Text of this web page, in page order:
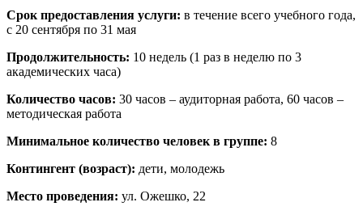
Срок предоставления услуги: в течение всего учебного года,
с 20 сентября по 31 мая
Продолжительность: 10 недель (1 раз в неделю по 3
академических часа)
Количество часов: 30 часов – аудиторная работа, 60 часов –
методическая работа
Минимальное количество человек в группе: 8
Контингент (возраст): дети, молодежь
Место проведения: ул. Ожешко, 22